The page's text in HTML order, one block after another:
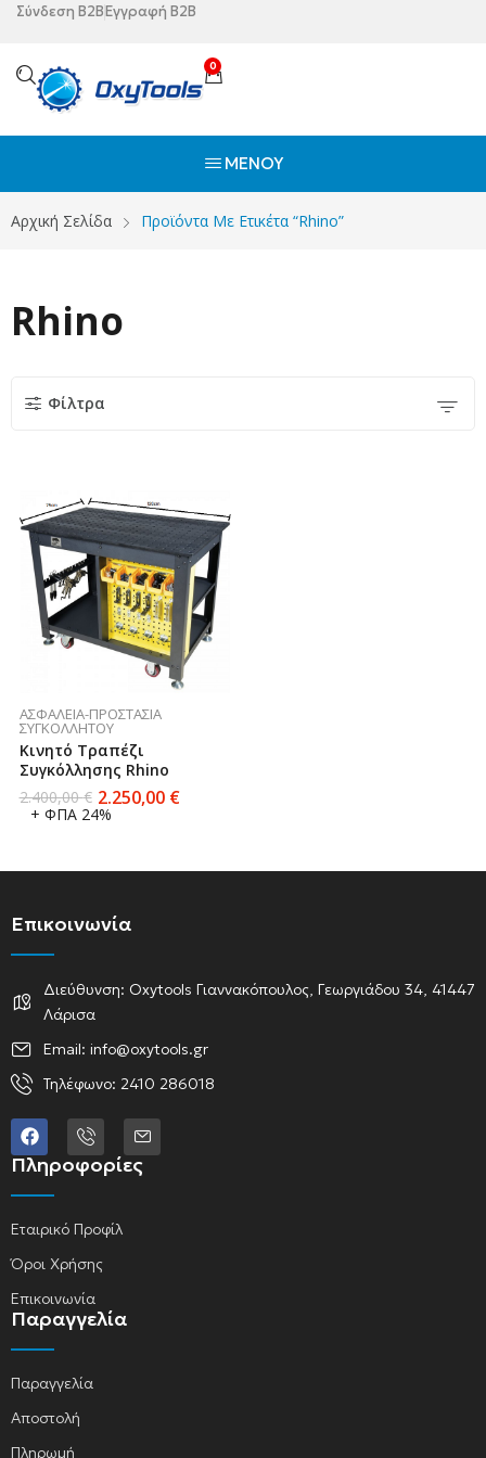
Σύνδεση B2BΕγγραφή B2B
0
ΜΕΝΟΎ
Αρχική Σελίδα Προϊόντα Με Ετικέτα “Rhino”
Rhino
Φίλτρα
ΑΣΦΆΛΕΙΑ-ΠΡΟΣΤΑΣΊΑ
ΣΥΓΚΟΛΛΗΤΟΎ
Κινητό Τραπέζι
Συγκόλλησης Rhino
2.400,00€ 2.250,00 €
+ ΦΠΑ 24%
Επικοινωνία
Διεύθυνση: Oxytools Γιαννακόπουλος, Γεωργιάδου 34, 41447
Λάρισα
Email: info@oxytools.gr
Τηλέφωνο: 2410 286018
Πληροφορίες
Εταιρικό Προφίλ
Όροι Χρήσης
Επικοινωνία
Παραγγελία
Παραγγελία
Αποστολή
Πληρωμή